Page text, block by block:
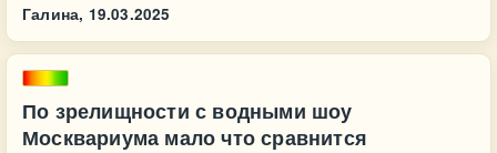
Галина, 19.03.2025
По зрелищности с водными шоу
Москвариума мало что сравнится